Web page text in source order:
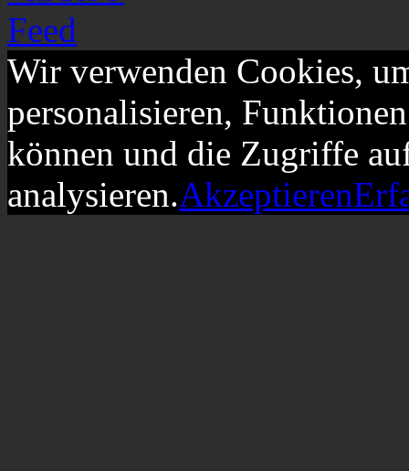
Wir verwenden Cookies,
personalisieren,
können und die Zugriffe
analysieren.Akzeptieren